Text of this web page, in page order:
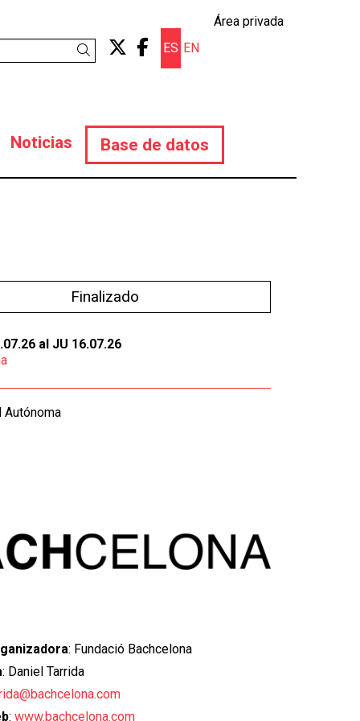
Área privada
ES EN
Link a twitter
Link a facebook
Buscar
Noticias Base de datos
Finalizado
al JU 16.07.26
Autónoma
: Fundació Bachcelona
: Daniel Tarrida
:www.bachcelona.com